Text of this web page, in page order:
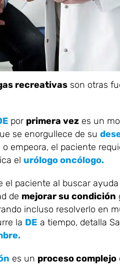
recreativasson otras
por primera vezes un
se enorgullece de su
empeora, el paciente
el urólogo oncólogo.
el paciente al buscar ayuda
de mejorar su condición
incluso resolverlo en
la DE a tiempo, detalla
es un proceso complejo